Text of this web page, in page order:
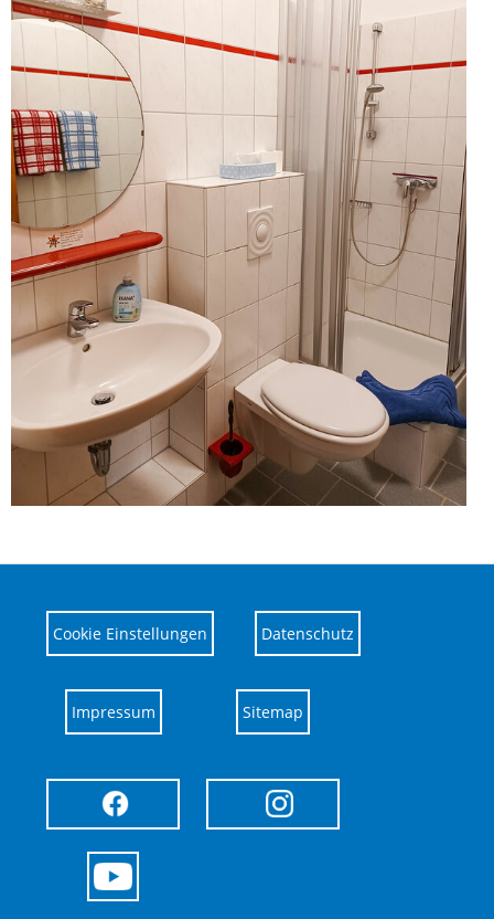
Cookie Einstellungen Datenschutz
Impressum Sitemap